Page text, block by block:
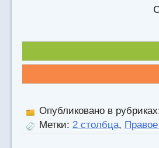
Опубликовано в
Метки: 2 столбца,